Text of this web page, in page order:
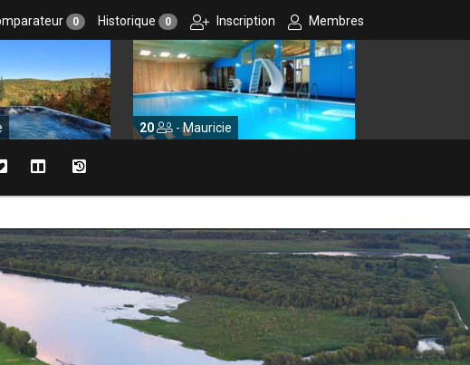
0 Historique 0 Inscription Membres
- Mauricie - Centre-du-Québec